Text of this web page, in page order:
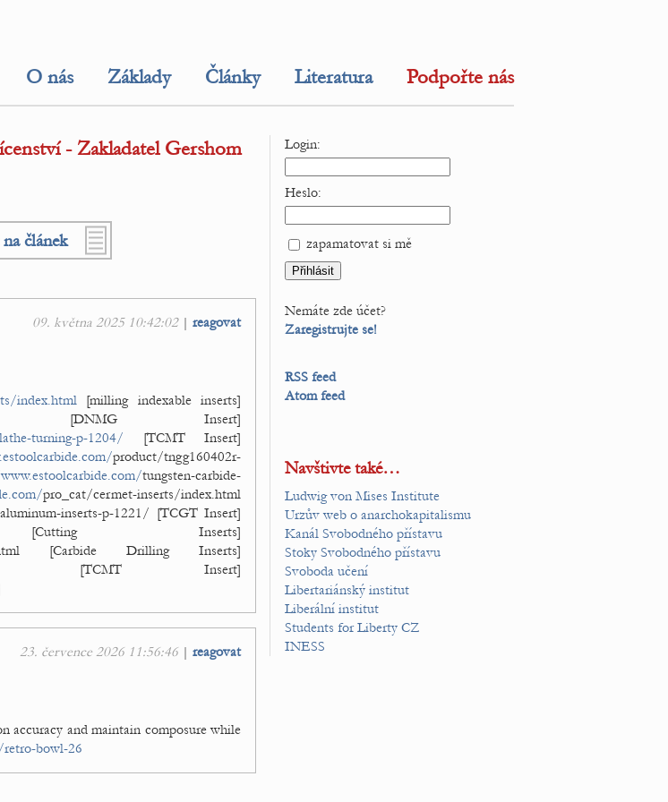
O nás Základy Články Literatura Podpořte nás
- Zakladatel Gershom
článek
09. května 2025 10:42:02| reagovat
index.html [milling indexable inserts]
Insert]
turning-p-1204/ [TCMT Insert]
product/tngg160402r-
tungsten-carbide-
pro_cat/cermet-inserts/index.html
inserts-p-1221/ [TCGT Insert]
[Cutting Inserts]
[Carbide Drilling Inserts]
insert/ [TCMT Insert]
23. července 2026 11:56:46 | reagovat
accuracy and maintain composure while
bowl-26
Login:
Heslo:
zapamatovat si mě
Nemáte zde účet?
Zaregistrujte se!
RSS feed
Atom feed
Navštivte také…
Ludwig von Mises Institute
Urzův web o anarchokapitalismu
Kanál Svobodného přístavu
Stoky Svobodného přístavu
Svoboda učení
Libertariánský institut
Liberální institut
Students for Liberty CZ
INESS